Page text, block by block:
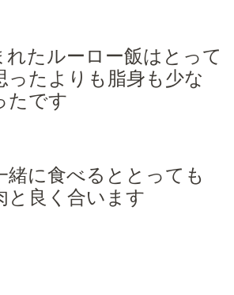
れたルーロー飯はとって
ったよりも脂身も少な
たです
緒に食べるととっても
と良く合います